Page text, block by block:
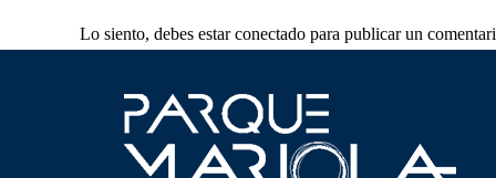
Lo siento, debes estarconectado para publicar un